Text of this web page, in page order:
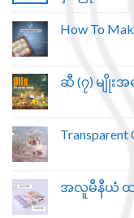
How To
ဆီ (၇) မျိုးအ
Transparent
အလူမီနီယံ ထ